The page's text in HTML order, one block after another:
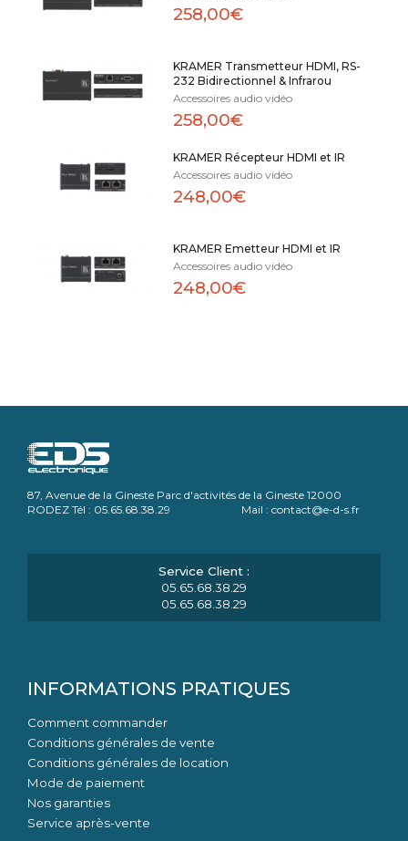
258,00€
KRAMER Transmetteur HDMI, RS-
232 Bidirectionnel & Infrarou
Accessoires audio vidéo
258,00€
KRAMER Récepteur HDMI et IR
Accessoires audio vidéo
248,00€
KRAMER Emetteur HDMI et IR
Accessoires audio vidéo
248,00€
87, Avenue de la Gineste Parc d'activités de la Gineste 12000
RODEZ Tél : 05.65.68.38.29 Mail : contact@e-d-s.fr
05.65.68.38.29
05.65.68.38.29
INFORMATIONS PRATIQUES
Comment commander
Conditions générales de vente
Conditions générales de location
Mode de paiement
Nos garanties
Service après-vente